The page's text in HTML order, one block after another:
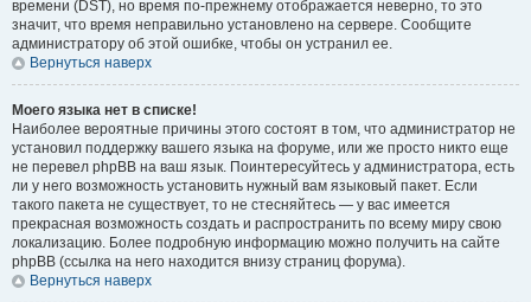
времени (DST), но время по-прежнему отображается неверно, то это
значит, что время неправильно установлено на сервере. Сообщите
администратору об этой ошибке, чтобы он устранил ее.
Вернуться наверх
Моего языка нет в списке!
Наиболее вероятные причины этого состоят в том, что администратор не
установил поддержку вашего языка на форуме, или же просто никто еще
не перевел phpBB на ваш язык. Поинтересуйтесь у администратора, есть
ли у него возможность установить нужный вам языковый пакет. Если
такого пакета не существует, то не стесняйтесь — у вас имеется
прекрасная возможность создать и распространить по всему миру свою
локализацию. Более подробную информацию можно получить на сайте
phpBB (ссылка на него находится внизу страниц форума).
Вернуться наверх